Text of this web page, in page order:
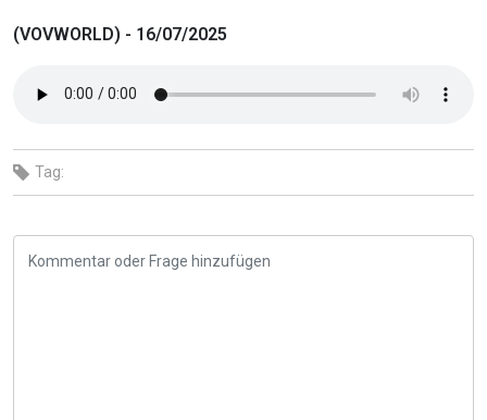
(VOVWORLD) - 16/07/2025
Tag: